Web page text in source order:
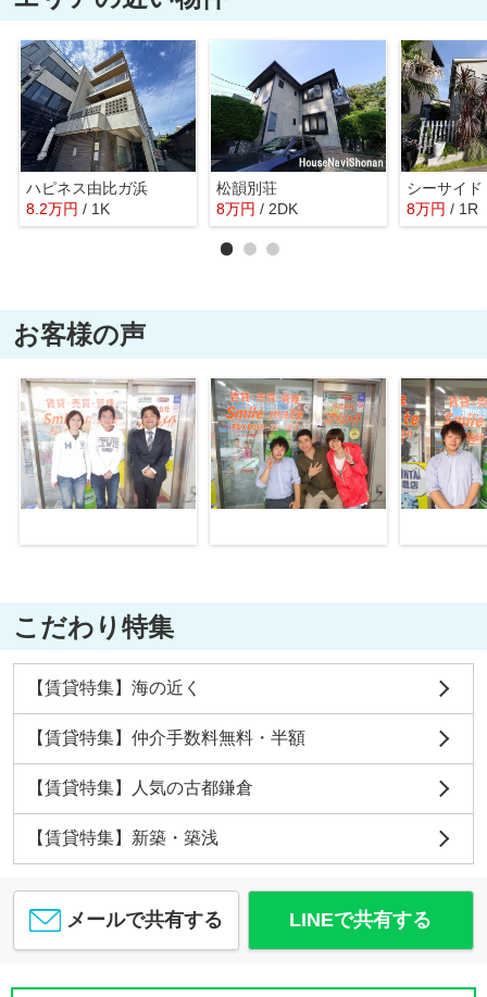
ハピネス由比ガ浜
8.2万円 / 1K
松韻別荘
8万円 / 2DK 8万円 / 1R
お客様の声
こだわり特集
【賃貸特集】海の近く
【賃貸特集】仲介手数料無料・半額
【賃貸特集】人気の古都鎌倉
【賃貸特集】新築・築浅
メールで共有する LINEで共有する